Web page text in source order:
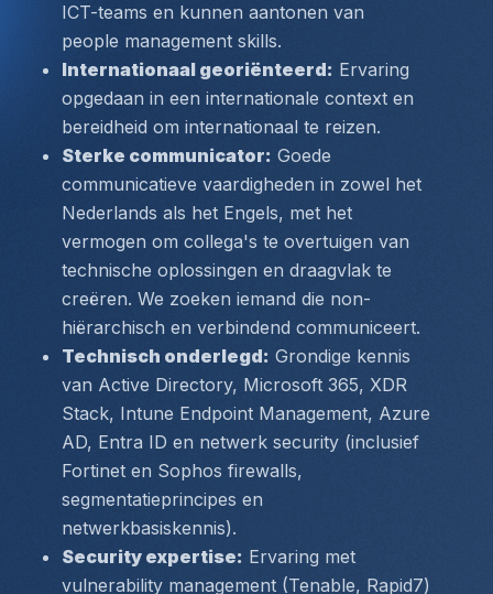
ICT-teams en kunnen aantonen van
people management skills.
Internationaal georiënteerd: Ervaring
opgedaan in een internationale context en
bereidheid om internationaal te reizen.
Sterke communicator: Goede
communicatieve vaardigheden in zowel het
Nederlands als het Engels, met het
vermogen om collega's te overtuigen van
technische oplossingen en draagvlak te
creëren. We zoeken iemand die non-
hiërarchisch en verbindend communiceert.
Technisch onderlegd: Grondige kennis
van Active Directory, Microsoft 365, XDR
Stack, Intune Endpoint Management, Azure
AD, Entra ID en netwerk security (inclusief
Fortinet en Sophos firewalls,
segmentatieprincipes en
netwerkbasiskennis).
Security expertise: Ervaring met
vulnerability management (Tenable, Rapid7)